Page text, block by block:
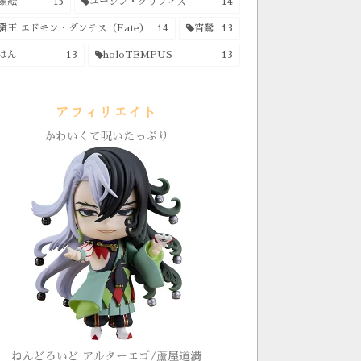
王 エドモン・ダンテス（Fate） 14 宵鷺 13
ん 13 holoTEMPUS 13
アフィリエイト
かわいくて呪いたっぷり
ねんどろいど アルターエゴ/蘆屋道満